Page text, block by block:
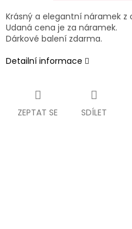
Krásný a elegantní náramek
Udaná cena je za náramek.
Dárkové balení zdarma.
Detailní informace
ZEPTAT SE SDÍLET